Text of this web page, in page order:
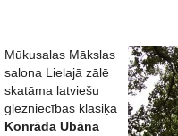
Mūkusalas Mākslas
salona Lielajā zālē
skatāma latviešu
glezniecības klasiķa
Konrāda Ubāna